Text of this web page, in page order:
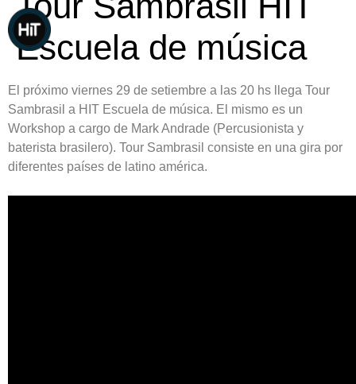
Escuela de música
El próximo viernes 29 de setiembre a las 20 hs llega Tour
Sambrasil a HIT Escuela de música. El mismo es un
Workshop a cargo de Mark Andrade (Percusionista y
baterista brasilero). Tour Sambrasil consiste en una gira por
diferentes países de latino américa.